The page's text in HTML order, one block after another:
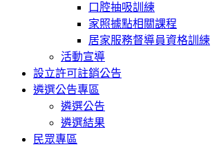
口腔抽吸訓練
家照據點相關課程
居家服務督導員資格訓練
活動宣導
設立許可註銷公告
遴選公告專區
遴選公告
遴選結果
民眾專區